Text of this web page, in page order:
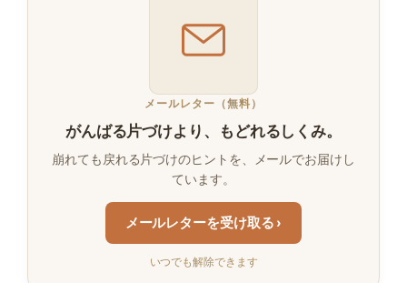
メールレター（無料）
がんばる片づけより、もどれるしくみ。
崩れても戻れる片づけのヒントを、メールでお届けし
ています。
メールレターを受け取る ›
いつでも解除できます